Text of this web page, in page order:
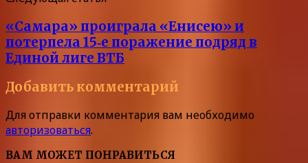
«Самара» проиграла «Енисею» и
потерпела 15‑е поражение подряд в
Единой лиге ВТБ
Добавить комментарий
Для отправки комментария вам необходимо
авторизоваться.
ВАМ МОЖЕТ ПОНРАВИТЬСЯ